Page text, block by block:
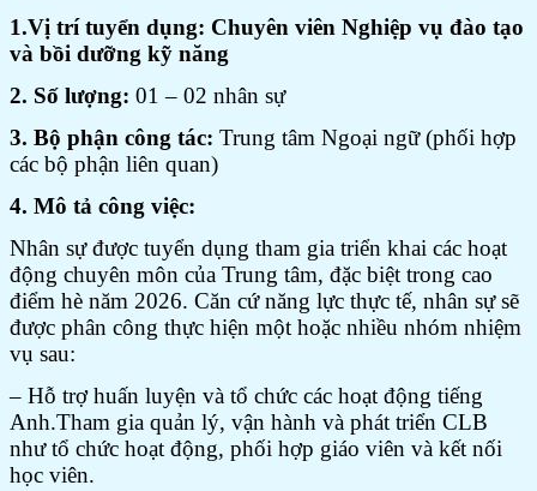
1.Vị trí tuyển dụng: Chuyên viên Nghiệp vụ đào tạo
và bồi dưỡng kỹ năng
2. Số lượng: 01 – 02 nhân sự
3. Bộ phận công tác: Trung tâm Ngoại ngữ (phối hợp
các bộ phận liên quan)
4. Mô tả công việc:
Nhân sự được tuyển dụng tham gia triển khai các hoạt
động chuyên môn của Trung tâm, đặc biệt trong cao
điểm hè năm 2026. Căn cứ năng lực thực tế, nhân sự sẽ
được phân công thực hiện một hoặc nhiều nhóm nhiệm
vụ sau:
– Hỗ trợ huấn luyện và tổ chức các hoạt động tiếng
Anh.Tham gia quản lý, vận hành và phát triển CLB
như tổ chức hoạt động, phối hợp giáo viên và kết nối
học viên.